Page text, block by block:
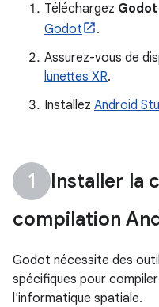
Téléchargez
Godot
.
Assurez-vous de
lunettes XR.
Installez Android
Installer la
compilation
Godot nécessite des
spécifiques pour
l'informatique spatiale.